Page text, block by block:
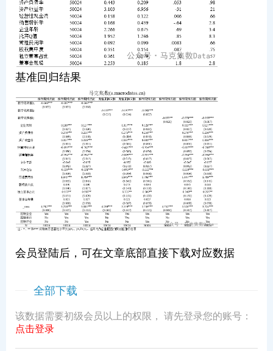
基准回归结果
会员登陆后，可在文章底部直接下载对应数据
全部下载
该数据需要初级会员以上的权限， 请先登录您的账号：
点击登录